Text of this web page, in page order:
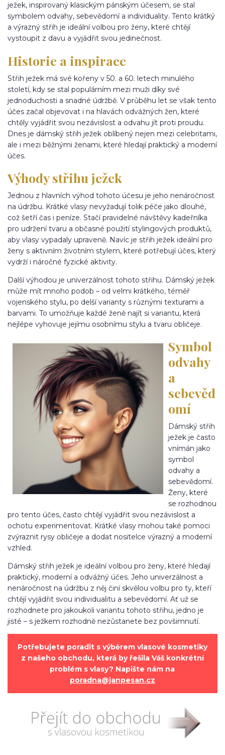
ježek, inspirovaný klasickým pánským účesem, se stal
symbolem odvahy, sebevědomí a individuality. Tento krátký
a výrazný střih je ideální volbou pro ženy, které chtějí
vystoupit z davu a vyjádřit svou jedinečnost.
Historie a inspirace
Střih ježek má své kořeny v 50. a 60. letech minulého
století, kdy se stal populárním mezi muži díky své
jednoduchosti a snadné údržbě. V průběhu let se však tento
účes začal objevovat i na hlavách odvážných žen, které
chtěly vyjádřit svou nezávislost a odvahu jít proti proudu.
Dnes je dámský střih ježek oblíbený nejen mezi celebritami,
ale i mezi běžnými ženami, které hledají praktický a moderní
účes.
Výhody střihu ježek
Jednou z hlavních výhod tohoto účesu je jeho nenáročnost
na údržbu. Krátké vlasy nevyžadují tolik péče jako dlouhé,
což šetří čas i peníze. Stačí pravidelné návštěvy kadeřníka
pro udržení tvaru a občasné použití stylingových produktů,
aby vlasy vypadaly upraveně. Navíc je střih ježek ideální pro
ženy s aktivním životním stylem, které potřebují účes, který
vydrží i náročné fyzické aktivity.
Další výhodou je univerzálnost tohoto střihu. Dámský ježek
může mít mnoho podob – od velmi krátkého, téměř
vojenského stylu, po delší varianty s různými texturami a
barvami. To umožňuje každé ženě najít si variantu, která
nejlépe vyhovuje jejímu osobnímu stylu a tvaru obličeje.
Symbol
odvahy
a
sebevěd
omí
Dámský střih
ježek je často
vnímán jako
symbol
odvahy a
sebevědomí.
Ženy, které
se rozhodnou
pro tento účes, často chtějí vyjádřit svou nezávislost a
ochotu experimentovat. Krátké vlasy mohou také pomoci
zvýraznit rysy obličeje a dodat nositelce výrazný a moderní
vzhled.
Dámský střih ježek je ideální volbou pro ženy, které hledají
praktický, moderní a odvážný účes. Jeho univerzálnost a
nenáročnost na údržbu z něj činí skvělou volbu pro ty, kteří
chtějí vyjádřit svou individualitu a sebevědomí. Ať už se
rozhodnete pro jakoukoli variantu tohoto střihu, jedno je
jisté – s ježkem rozhodně nezůstanete bez povšimnutí.
Potřebujete poradit s výběrem vlasové kosmetiky
z našeho obchodu, která by řešila Váš konkrétní
problém s vlasy? Napište nám na
poradna@janpesan.cz